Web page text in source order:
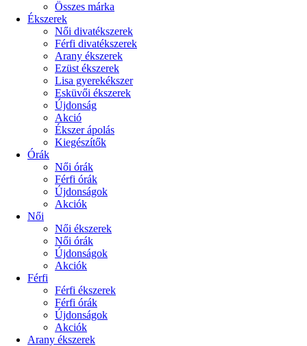
Összes márka
Ékszerek
Női divatékszerek
Férfi divatékszerek
Arany ékszerek
Ezüst ékszerek
Lisa gyerekékszer
Esküvői ékszerek
Újdonság
Akció
Ékszer ápolás
Kiegészítők
Órák
Női órák
Férfi órák
Újdonságok
Akciók
Női
Női ékszerek
Női órák
Újdonságok
Akciók
Férfi
Férfi ékszerek
Férfi órák
Újdonságok
Akciók
Arany ékszerek